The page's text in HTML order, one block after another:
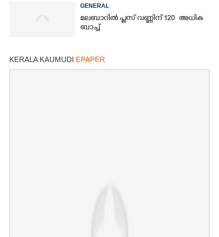
GENERAL
മലബാറിൽ പ്ലസ് വണ്ണിന് 120 അധിക
ബാച്ച്
KERALA KAUMUDI EPAPER